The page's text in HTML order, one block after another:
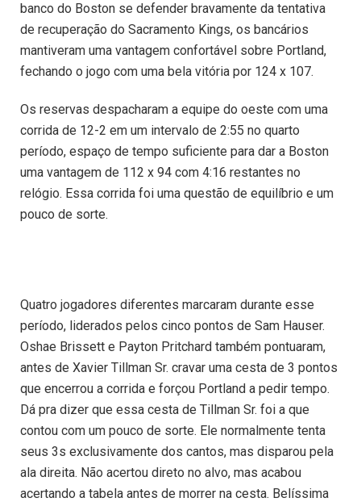
banco do Boston se defender bravamente da tentativa
de recuperação do Sacramento Kings, os bancários
mantiveram uma vantagem confortável sobre Portland,
fechando o jogo com uma bela vitória por 124 x 107.
Os reservas despacharam a equipe do oeste com uma
corrida de 12-2 em um intervalo de 2:55 no quarto
período, espaço de tempo suficiente para dar a Boston
uma vantagem de 112 x 94 com 4:16 restantes no
relógio. Essa corrida foi uma questão de equilíbrio e um
pouco de sorte.
Quatro jogadores diferentes marcaram durante esse
período, liderados pelos cinco pontos de Sam Hauser.
Oshae Brissett e Payton Pritchard também pontuaram,
antes de Xavier Tillman Sr. cravar uma cesta de 3 pontos
que encerrou a corrida e forçou Portland a pedir tempo.
Dá pra dizer que essa cesta de Tillman Sr. foi a que
contou com um pouco de sorte. Ele normalmente tenta
seus 3s exclusivamente dos cantos, mas disparou pela
ala direita. Não acertou direto no alvo, mas acabou
acertando a tabela antes de morrer na cesta. Belíssima